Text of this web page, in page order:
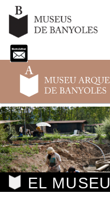
Previous
EL MUSEU